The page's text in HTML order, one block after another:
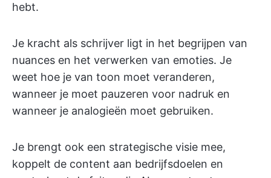
hebt.
Je kracht als schrijver ligt in het begrijpen van
nuances en het verwerken van emoties. Je
weet hoe je van toon moet veranderen,
wanneer je moet pauzeren voor nadruk en
wanneer je analogieën moet gebruiken.
Je brengt ook een strategische visie mee,
koppelt de content aan bedrijfsdoelen en